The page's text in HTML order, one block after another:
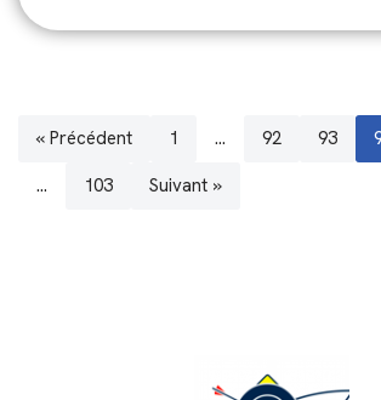
« Précédent 1 … 92 93
…
103 Suivant »